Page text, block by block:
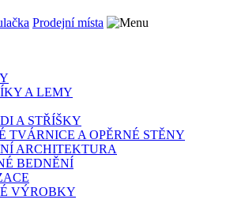
Prodejní místa
A LEMY
A STŘÍŠKY
TVÁRNICE A OPĚRNÉ STĚNY
ARCHITEKTURA
BEDNĚNÍ
VÝROBKY